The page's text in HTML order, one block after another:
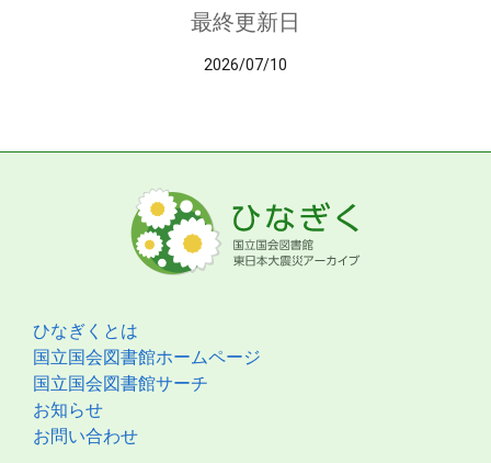
最終更新日
2026/07/10
ひなぎくとは
国立国会図書館ホームページ
国立国会図書館サーチ
お知らせ
お問い合わせ